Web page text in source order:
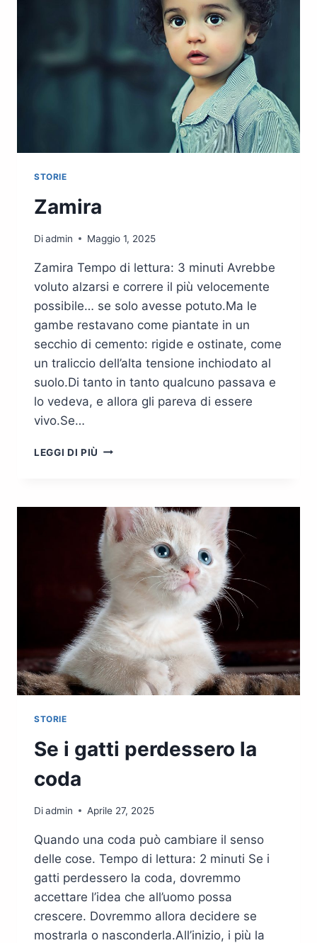
STORIE
Zamira
Diadmin Maggio 1, 2025
Zamira Tempo di lettura: 3 minuti Avrebbe
voluto alzarsi e correre il più velocemente
possibile… se solo avesse potuto.Ma le
gambe restavano come piantate in un
secchio di cemento: rigide e ostinate, come
un traliccio dell’alta tensione inchiodato al
suolo.Di tanto in tanto qualcuno passava e
lo vedeva, e allora gli pareva di essere
vivo.Se…
LEGGI DI PIÙ ZAMIRA
STORIE
Se i gatti perdessero la
coda
Diadmin Aprile 27, 2025
Quando una coda può cambiare il senso
delle cose. Tempo di lettura: 2 minuti Se i
gatti perdessero la coda, dovremmo
accettare l’idea che all’uomo possa
crescere. Dovremmo allora decidere se
mostrarla o nasconderla.All’inizio, i più la